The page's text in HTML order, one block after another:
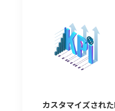
カスタマイズされ